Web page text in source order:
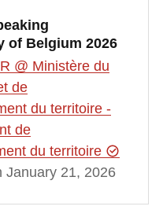
of Belgium 2026
@ Ministère du
de
du territoire -
de
du territoire
January 21, 2026